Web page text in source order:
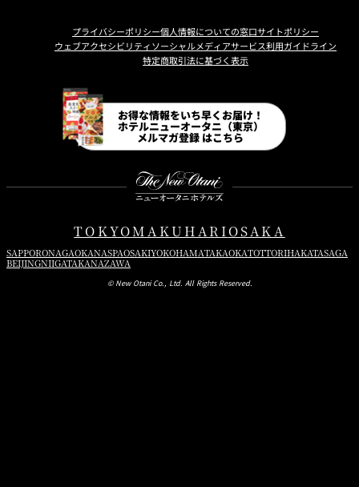
タオル、バスマット
海外製品対応アダプター ※一部除外あり
このほか、貸し出し品として、携帯用充電器、ブルーレイプレーヤー、DVD
プレーヤー、CDプレーヤー、ヘアアイロン、アイロン、アイロン台、ズボンプ
レッサー、加湿器、加湿空気清浄機、枕（そば殻、テンピュール）などをご用
お子さまと快適にご宿泊いただけるよう、お子さま用備品のご用意もござい
プライバシーポリシー個人情報についての窓口サイトポリシー
ウェブアクセシビリティソーシャルメディアサービス利用ガイドライン
特定商取引法に基づく表示
お得な情報をいち早くお届け！
ホテルニューオータニ（東京）
メルマガ登録 はこちら
TOKYOMAKUHARIOSAKA
SAPPORONAGAOKANASPAOSAKIYOKOHAMATAKAOKATOTTORIHAKATASAGA
BEIJINGNIIGATAKANAZAWA
© New Otani Co., Ltd. All Rights Reserved.